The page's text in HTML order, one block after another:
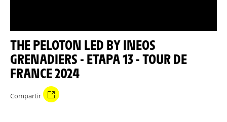
THE PELOTON LED BY INEOS
GRENADIERS - ETAPA 13 - TOUR DE
FRANCE 2024
Compartir